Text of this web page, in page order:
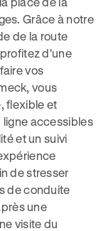
Grâce à notre
de la route
d'une
vos
vous
flexible et
ligne accessibles
et un suivi
de stresser
de conduite
une
visite du